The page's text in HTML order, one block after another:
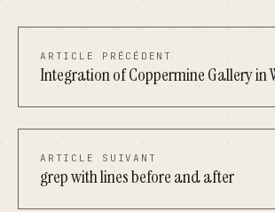
ARTICLE PRÉCÉDENT
Integration of Coppermine Gallery in
ARTICLE SUIVANT
grep with lines before and after